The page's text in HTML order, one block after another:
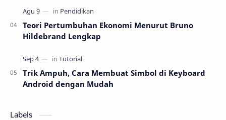
Teori Pertumbuhan Ekonomi Menurut Bruno
Hildebrand Lengkap
Trik Ampuh, Cara Membuat Simbol di Keyboard
Android dengan Mudah
Labels